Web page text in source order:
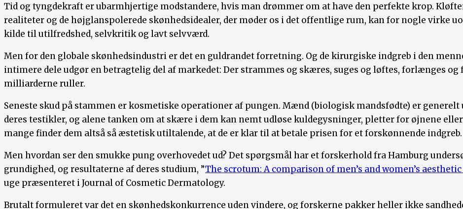
Tid og tyngdekraft er ubarmhjertige modstandere, hvis man drømmer om at have den perfekte krop.
realiteter og de højglanspolerede skønhedsidealer, der møder os i det offentlige rum, kan for nogle virke
kilde til utilfredshed, selvkritik og lavt selvværd.
Men for den globale skønhedsindustri er det en guldrandet forretning. Og de kirurgiske indgreb i den
intimere dele udgør en betragtelig del af markedet: Der strammes og skæres, suges og løftes, forlænges og
milliarderne ruller.
Seneste skud på stammen er kosmetiske operationer af pungen. Mænd (biologisk mandsfødte) er
deres testikler, og alene tanken om at skære i dem kan nemt udløse kuldegysninger, pletter for øjnene
mange finder dem altså så æstetisk utiltalende, at de er klar til at betale prisen for et forskønnende indgreb.
Men hvordan ser den smukke pung overhovedet ud? Det spørgsmål har et forskerhold fra Hamburg
grundighed, og resultaterne af deres studium, ”The scrotum: A comparison of men’s and women’s
uge præsenteret i Journal of Cosmetic Dermatology.
Brutalt formuleret var det en skønhedskonkurrence uden vindere, og forskerne pakker heller ikke